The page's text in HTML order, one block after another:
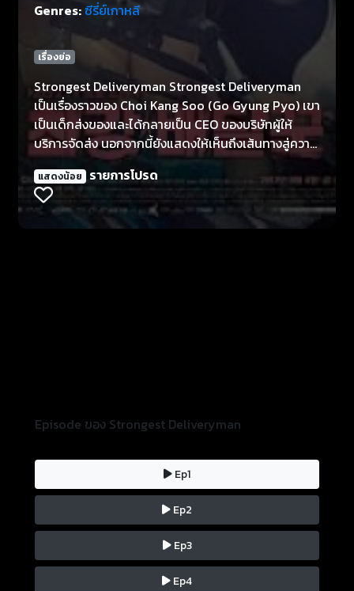
Genres: ซีรี่ย์เกาหลี
เรื่องย่อ
Strongest Deliveryman Strongest Deliveryman
เป็นเรื่องราวของ Choi Kang Soo (Go Gyung Pyo) เขา
เป็นเด็กส่งของและได้กลายเป็น CEO ของบริษัทผู้ให้
บริการจัดส่ง นอกจากนี้ยังแสดงให้เห็นถึงเส้นทางสู่ความ
รักและความสำเร็จ
แสดงน้อย รายการโปรด
Episode ของ Strongest Deliveryman
Ep1
Ep2
Ep3
Ep4